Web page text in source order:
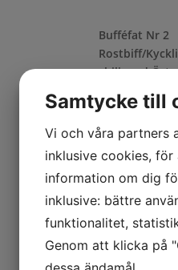
Bufféfat Nr 2
Rostbiff/
chili med
Penne
vatten),
vitvinsvinäger,
Samtycke till
Vi och våra partners
inklusive cookies, för
information om dig
inklusive: bättre
funktionalitet,
Genom att klicka på